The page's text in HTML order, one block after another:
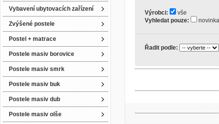
Vybavení ubytovacích zařízení
Zvýšené postele
Postel + matrace
Postele masiv borovice
Postele masiv smrk
Postele masiv buk
Postele masiv dub
Postele masiv olše
Výrobci:
vše
Vyhledat pouze:
Řadit podle: